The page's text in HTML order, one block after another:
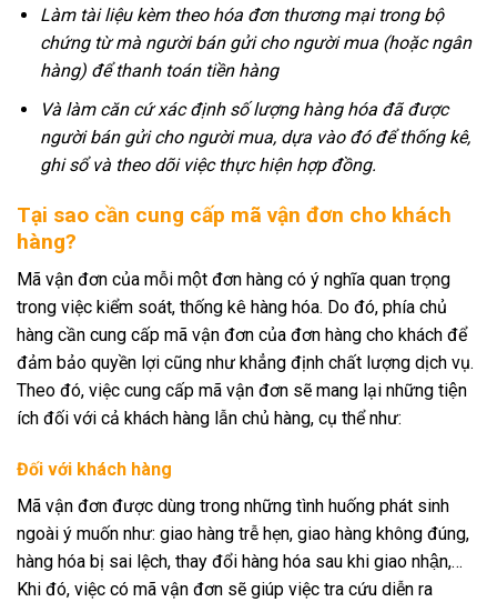
Làm tài liệu kèm theo hóa đơn thương mại trong bộ
chứng từ mà người bán gửi cho người mua (hoặc ngân
hàng) để thanh toán tiền hàng
Và làm căn cứ xác định số lượng hàng hóa đã được
người bán gửi cho người mua, dựa vào đó để thống kê,
ghi sổ và theo dõi việc thực hiện hợp đồng.
Tại sao cần cung cấp mã vận đơn cho khách
hàng?
Mã vận đơn của mỗi một đơn hàng có ý nghĩa quan trọng
trong việc kiểm soát, thống kê hàng hóa. Do đó, phía chủ
hàng cần cung cấp mã vận đơn của đơn hàng cho khách để
đảm bảo quyền lợi cũng như khẳng định chất lượng dịch vụ.
Theo đó, việc cung cấp mã vận đơn sẽ mang lại những tiện
ích đối với cả khách hàng lẫn chủ hàng, cụ thể như:
Đối với khách hàng
Mã vận đơn được dùng trong những tình huống phát sinh
ngoài ý muốn như: giao hàng trễ hẹn, giao hàng không đúng,
hàng hóa bị sai lệch, thay đổi hàng hóa sau khi giao nhận,…
Khi đó, việc có mã vận đơn sẽ giúp việc tra cứu diễn ra